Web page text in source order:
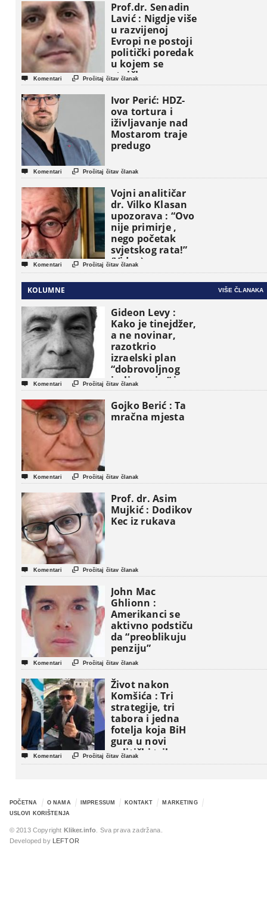
Prof.dr. Senadin
Lavić : Nigdje više
u razvijenoj
Evropi ne postoji
politički poredak
u kojem se
etničke grupe
pojavljuju kao
osnovne
političke jedinice
 Komentari  Pročitaj čitav članak
Ivor Perić: HDZ-
ova tortura i
iživljavanje nad
Mostarom traje
predugo
 Komentari  Pročitaj čitav članak
Vojni analitičar
dr. Vilko Klasan
upozorava : “Ovo
nije primirje ,
nego početak
svjetskog rata!”
(Video)
 Komentari  Pročitaj čitav članak
KOLUMNE VIŠE ČLANAKA
Gideon Levy :
Kako je tinejdžer,
a ne novinar,
razotkrio
izraelski plan
“dobrovoljnog
iseljavanja ” iz
Gaze
 Komentari  Pročitaj čitav članak
Gojko Berić : Ta
mračna mjesta
 Komentari  Pročitaj čitav članak
Prof. dr. Asim
Mujkić : Dodikov
Kec iz rukava
 Komentari  Pročitaj čitav članak
John Mac
Ghlionn :
Amerikanci se
aktivno podstiču
da “preoblikuju
penziju”
 Komentari  Pročitaj čitav članak
Život nakon
Komšića : Tri
strategije, tri
tabora i jedna
fotelja koja BiH
gura u novi
politički triler
 Komentari  Pročitaj čitav članak
POČETNA O NAMA IMPRESSUM KONTAKT
MARKETING
USLOVI KORIŠTENJA
© 2013 Copyright Kliker.info . Sva prava zadržana.
Developed by
LEFTOR